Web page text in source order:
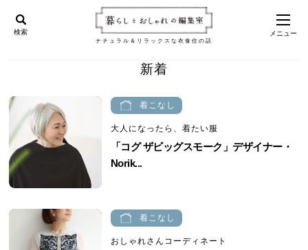
ナチュラル＆リラックスな衣食住の話
検索 メニュー
新着
着こなし
大人になったら、着たい服
「コグ ザビッグスモーク」デザイナー・
Norik...
着こなし
おしゃれさんコーディネート